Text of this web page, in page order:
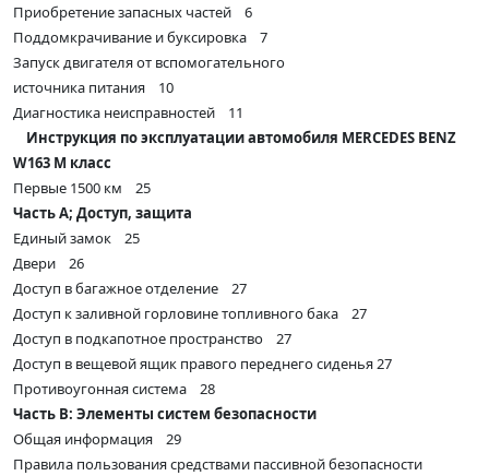
Приобретение запасных частей 6
Поддомкрачивание и буксировка 7
Запуск двигателя от вспомогательного
источника питания 10
Диагностика неисправностей 11
Инструкция по эксплуатации автомобиля MERCEDES BENZ
W163 M класс
Первые 1500 км 25
Часть А; Доступ, защита
Единый замок 25
Двери 26
Доступ в багажное отделение 27
Доступ к заливной горловине топливного бака 27
Доступ в подкапотное пространство 27
Доступ в вещевой ящик правого переднего сиденья 27
Противоугонная система 28
Часть В: Элементы систем безопасности
Общая информация 29
Правила пользования средствами пассивной безопасности